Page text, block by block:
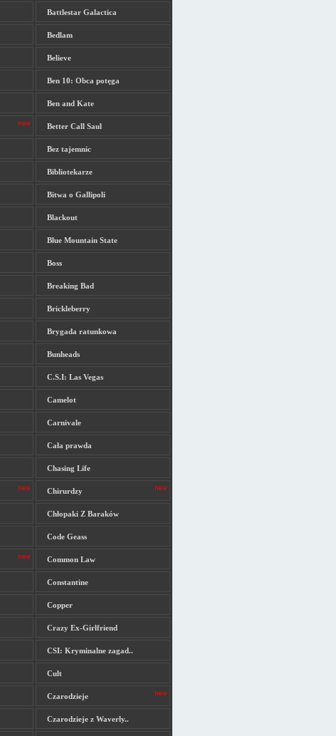
Battlestar Galactica
Bedlam
Believe
Ben 10: Obca potęga
Ben and Kate
Better Call Saul
Bez tajemnic
Bibliotekarze
Bitwa o Gallipoli
Blackout
Blue Mountain State
Boss
Breaking Bad
Brickleberry
Brygada ratunkowa
Bunheads
C.S.I: Las Vegas
Camelot
Carnivale
Cała prawda
Chasing Life
Chirurdzy
Chłopaki Z Baraków
Code Geass
Common Law
Constantine
Copper
Crazy Ex-Girlfriend
CSI: Kryminalne zagad..
Cult
Czarodzieje
Czarodzieje z Waverly..